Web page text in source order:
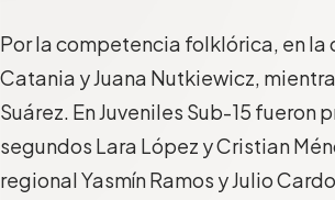
Por la competencia folklórica, en
Catania y Juana Nutkiewicz,
Suárez. En Juveniles Sub-15 fueron
segundos Lara López y Cristian
regional Yasmín Ramos y Julio